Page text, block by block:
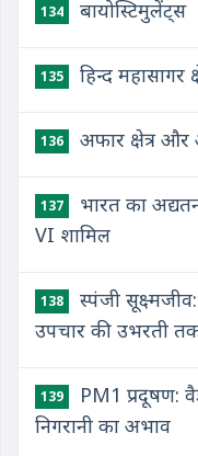
134 बायोस्टिमुलेंट्स
135 हिन्द महासागर
136 अफार क्षेत्र और
137
भारत का
VI शामिल
138
स्पंजी
उपचार की उभरती
139
PM1 प्रदूषण:
निगरानी का अभाव